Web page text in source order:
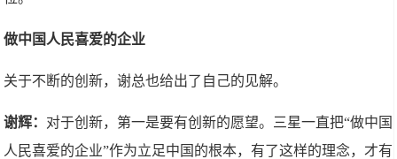
做中国人民喜爱的企业
关于不断的创新，谢总也给出了自己的见解。
谢辉： 对于创新，第一是要有创新的愿望。三星一直把“做中国
人民喜爱的企业”作为立足中国的根本，有了这样的理念，才有